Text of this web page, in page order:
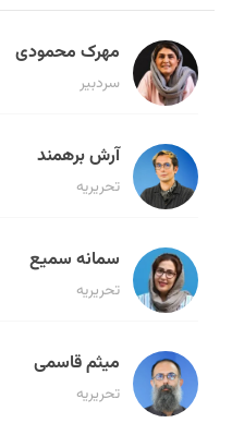
مهرک محمودی
سردبیر
آرش برهمند
تحریریه
سمانه سمیع
تحریریه
میثم قاسمی
تحریریه